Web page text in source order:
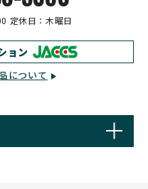
定休日：木曜日
ョン
について